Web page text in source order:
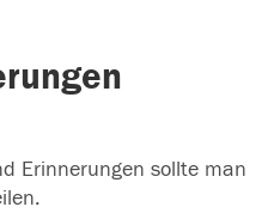
Erinnerungen sollte man